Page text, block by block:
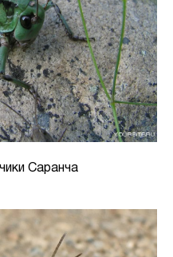
Саранча